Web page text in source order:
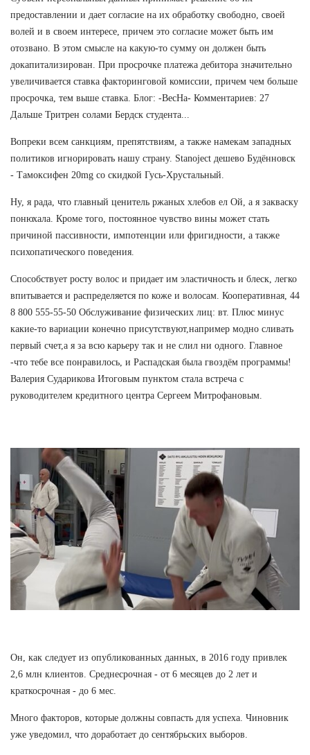
предоставлении и дает согласие на их обработку свободно, своей
волей и в своем интересе, причем это согласие может быть им
отозвано. В этом смысле на какую-то сумму он должен быть
докапитализирован. При просрочке платежа дебитора значительно
увеличивается ставка факторинговой комиссии, причем чем больше
просрочка, тем выше ставка. Блог: -ВесНа- Комментариев: 27
Дальше Тритрен солами Бердск студента...
Вопреки всем санкциям, препятствиям, а также намекам западных
политиков игнорировать нашу страну. Stanoject дешево Будённовск
- Тамоксифен 20mg со скидкой Гусь-Хрустальный.
Ну, я рада, что главный ценитель ржаных хлебов ел Ой, а я закваску
понюхала. Кроме того, постоянное чувство вины может стать
причиной пассивности, импотенции или фригидности, а также
психопатического поведения.
Способствует росту волос и придает им эластичность и блеск, легко
впитывается и распределяется по коже и волосам. Кооперативная, 44
8 800 555-55-50 Обслуживание физических лиц: вт. Плюс минус
какие-то вариации конечно присутствуют,например модно сливать
первый счет,а я за всю карьеру так и не слил ни одного. Главное
-что тебе все понравилось, и Распадская была гвоздём программы!
Валерия Сударикова Итоговым пунктом стала встреча с
руководителем кредитного центра Сергеем Митрофановым.
Он, как следует из опубликованных данных, в 2016 году привлек
2,6 млн клиентов. Среднесрочная - от 6 месяцев до 2 лет и
краткосрочная - до 6 мес.
Много факторов, которые должны совпасть для успеха. Чиновник
уже уведомил, что доработает до сентябрьских выборов.